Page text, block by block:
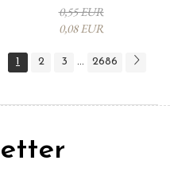
0,55 EUR
0,08 EUR
1 2 3 ... 2686